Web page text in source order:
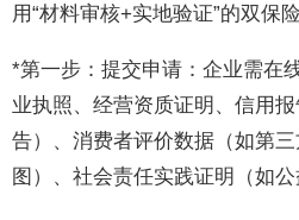
用“材料审核+实地验证”的双保
*第一步：提交申请：企业需在
业执照、经营资质证明、信用
告）、消费者评价数据（如第
图）、社会责任实践证明（如